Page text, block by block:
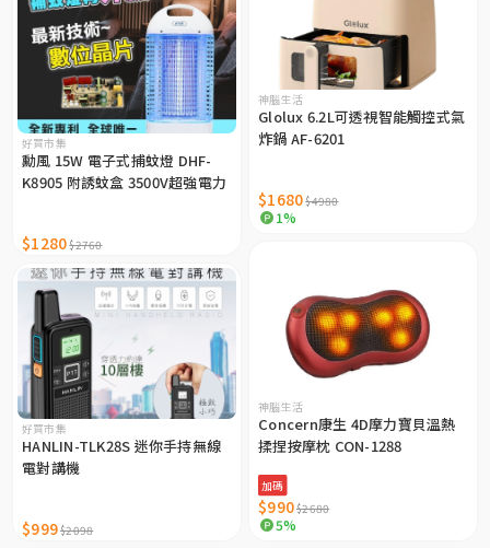
神腦生活
Glolux 6.2L可透視智能觸控式氣
炸鍋 AF-6201
$1680$4980
1%
好買市集
勳風 15W 電子式捕蚊燈 DHF-
K8905 附誘蚊盒 3500V超強電力
$1280$2760
神腦生活
Concern康生 4D摩力寶貝溫熱
揉捏按摩枕 CON-1288
加碼
$990$2680
5%
好買市集
HANLIN-TLK28S 迷你手持無線
電對講機
$999$2098